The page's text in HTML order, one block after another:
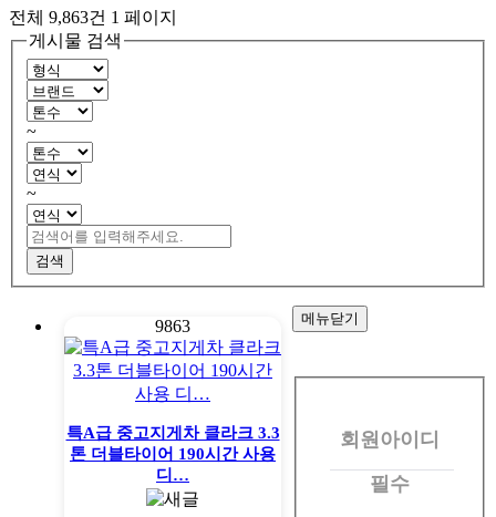
전체 9,863건 1 페이지
게시물 검색
~
~
검색
9863
특A급 중고지게차 클라크 3.3
톤 더블타이어 190시간 사용
디…
메뉴닫기
회
회원아이디
필수